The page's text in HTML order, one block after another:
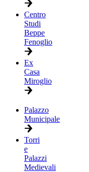
Centro
Studi
Beppe
Fenoglio
Ex
Casa
Miroglio
Palazzo
Municipale
Torri
e
Palazzi
Medievali